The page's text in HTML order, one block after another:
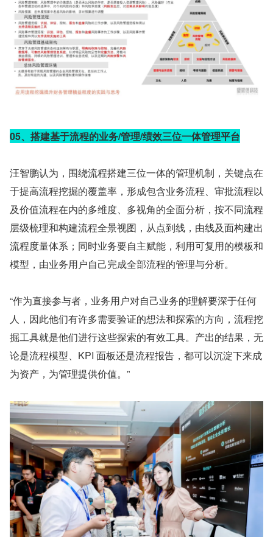
05、搭建基于流程的业务/管理/绩效三位一体管理平台
汪智鹏认为，围绕流程搭建三位一体的管理机制，关键点在
于提高流程挖掘的覆盖率，形成包含业务流程、审批流程以
及价值流程在内的多维度、多视角的全面分析，按不同流程
层级梳理和构建流程全景视图，从点到线，由线及面构建出
流程度量体系；同时业务要自主赋能，利用可复用的模板和
模型，由业务用户自己完成全部流程的管理与分析。
“作为直接参与者，业务用户对自己业务的理解要深于任何
人，因此他们有许多需要验证的想法和探索的方向，流程挖
掘工具就是他们进行这些探索的有效工具。产出的结果，无
论是流程模型、KPI 面板还是流程报告，都可以沉淀下来成
为资产，为管理提供价值。”